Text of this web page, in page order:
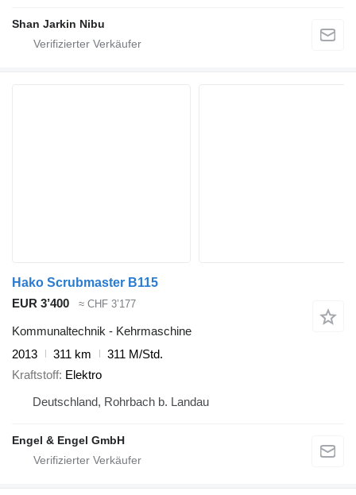
Shan Jarkin Nibu
Hako Scrubmaster B115
EUR 3’400
≈ CHF 3’177
Kommunaltechnik - Kehrmaschine
2013
311 km
311 M/Std.
Kraftstoff Elektro
Deutschland, Rohrbach b. Landau
Engel & Engel GmbH